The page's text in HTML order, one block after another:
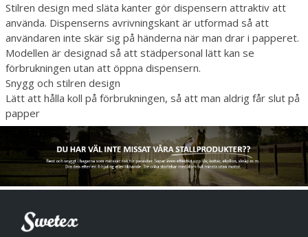
Stilren design med släta kanter gör dispensern attraktiv att
använda. Dispenserns avrivningskant är utformad så att
användaren inte skär sig på händerna när man drar i papperet.
Modellen är designad så att städpersonal lätt kan se
förbrukningen utan att öppna dispensern.
Snygg och stilren design
Lätt att hålla koll på förbrukningen, så att man aldrig får slut på
papper